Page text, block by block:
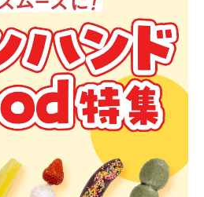
メーカー5813 アイテム
同じカテゴリ